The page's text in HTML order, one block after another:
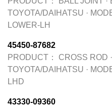
TOYOTA/DAIHATSU ·
LOWER-LH
45450-87682
PRODUCT：
CROSS ROD ·
TOYOTA/DAIHATSU ·
LHD
43330-09360